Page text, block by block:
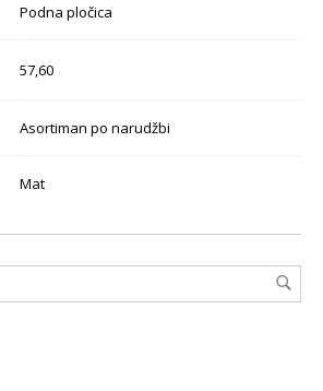
Podna pločica
57,60
Asortiman po narudžbi
Mat